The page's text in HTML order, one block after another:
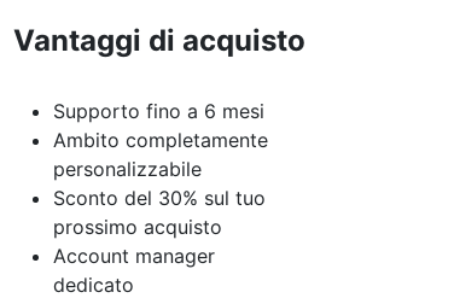
Vantaggi di acquisto
Supporto fino a 6 mesi
Ambito completamente
personalizzabile
Sconto del 30% sul tuo
prossimo acquisto
Account manager
dedicato